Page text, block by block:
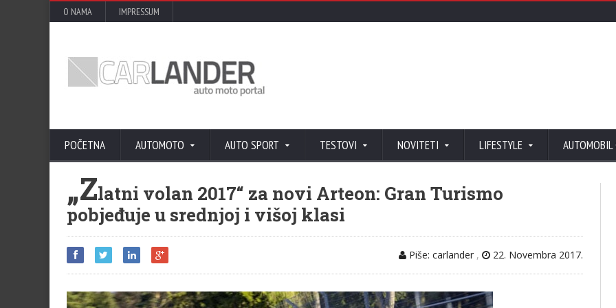
O NAMA IMPRESSUM
POČETNA AUTOMOTO AUTO SPORT TESTOVI NOVITETI LIFESTYLE AUTOMOBIL
„Zlatni volan 2017“ za novi Arteon: Gran Turismo
pobjeđuje u srednjoj i višoj klasi
Piše: carlander , 22. Novembra 2017.